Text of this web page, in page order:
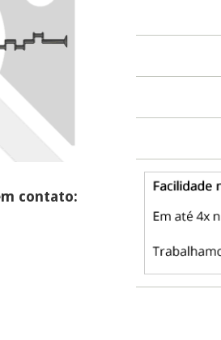
contato: